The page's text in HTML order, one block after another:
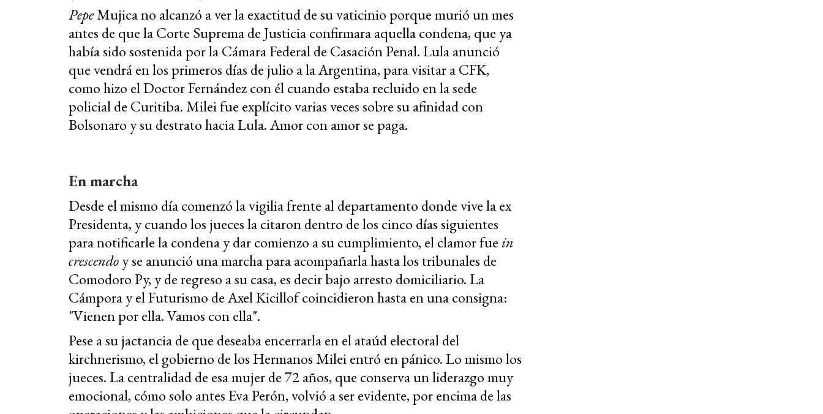
PepeMujica no alcanzó a ver la exactitud de su vaticinio porque murió un mes
antes de que la Corte Suprema de Justicia confirmara aquella condena, que ya
había sido sostenida por la Cámara Federal de Casación Penal. Lula anunció
que vendrá en los primeros días de julio a la Argentina, para visitar a CFK,
como hizo el Doctor Fernández con él cuando estaba recluido en la sede
policial de Curitiba. Milei fue explícito varias veces sobre su afinidad con
Bolsonaro y su destrato hacia Lula. Amor con amor se paga.
En marcha
Desde el mismo día comenzó la vigilia frente al departamento donde vive la ex
Presidenta, y cuando los jueces la citaron dentro de los cinco días siguientes
para notificarle la condena y dar comienzo a su cumplimiento, el clamor fuein
crescendoy se anunció una marcha para acompañarla hasta los tribunales de
Comodoro Py, y de regreso a su casa, es decir bajo arresto domiciliario. La
Cámpora y el Futurismo de Axel Kicillof coincidieron hasta en una consigna:
"Vienen por ella. Vamos con ella".
Pese a su jactancia de que deseaba encerrarla en el ataúd electoral del
kirchnerismo, el gobierno de los Hermanos Milei entró en pánico. Lo mismo los
jueces. La centralidad de esa mujer de 72 años, que conserva un liderazgo muy
emocional, cómo solo antes Eva Perón, volvió a ser evidente, por encima de las